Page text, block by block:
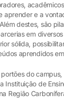
aprender e a
destes, são
em
sólida,
aprendidos
do
Instituição de
Região